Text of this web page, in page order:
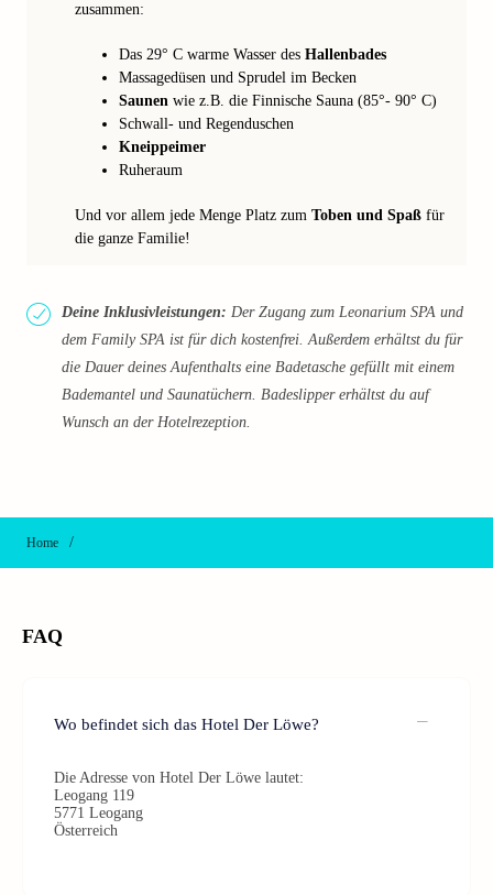
zusammen:
Das 29° C warme Wasser des Hallenbades
Massagedüsen und Sprudel im Becken
Saunen wie z.B. die Finnische Sauna (85°- 90° C)
Schwall- und Regenduschen
Kneippeimer
Ruheraum
Und vor allem jede Menge Platz zum Toben und Spaß für
die ganze Familie!
Deine Inklusivleistungen: Der Zugang zum Leonarium SPA und
dem Family SPA ist für dich kostenfrei. Außerdem erhältst du für
die Dauer deines Aufenthalts eine Badetasche gefüllt mit einem
Bademantel und Saunatüchern. Badeslipper erhältst du auf
Wunsch an der Hotelrezeption.
Home /
FAQ
Wo befindet sich das Hotel Der Löwe?
Die Adresse von Hotel Der Löwe lautet:
Leogang 119
5771 Leogang
Österreich